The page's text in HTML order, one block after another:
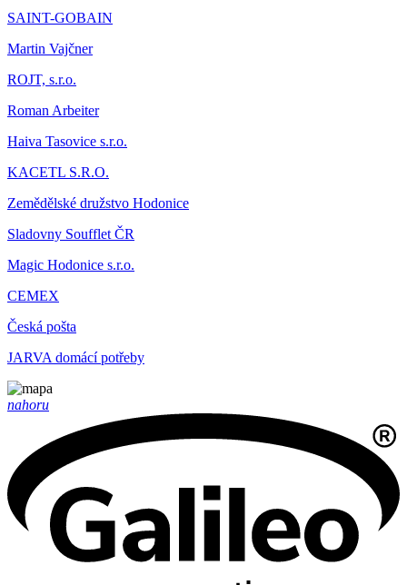
SAINT-GOBAIN
Martin Vajčner
ROJT, s.r.o.
Roman Arbeiter
Haiva Tasovice s.r.o.
KACETL S.R.O.
Zemědělské družstvo Hodonice
Sladovny Soufflet ČR
Magic Hodonice s.r.o.
CEMEX
Česká pošta
JARVA domácí potřeby
nahoru